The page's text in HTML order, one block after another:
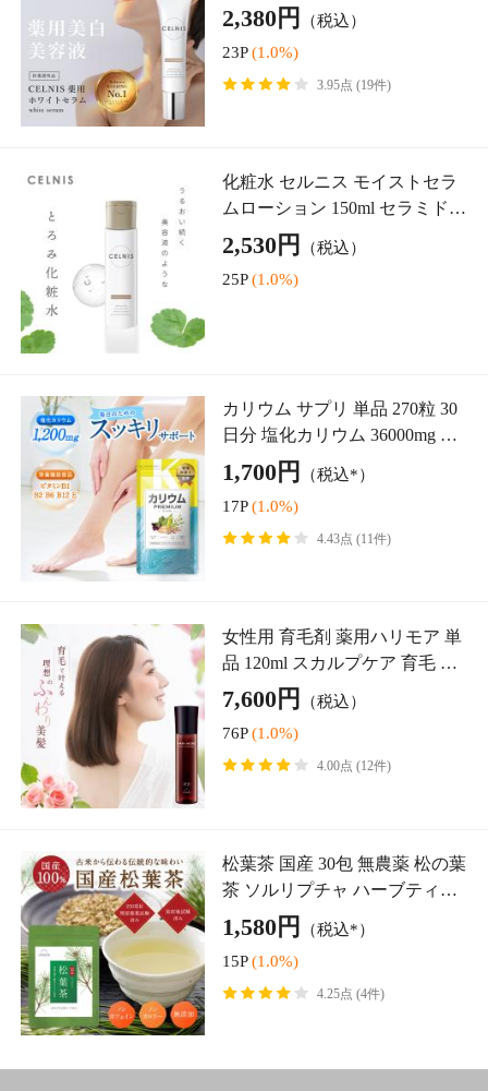
養機能食品 管理栄養士監修 ビ
タミンb ビタミンe
1,700円（税込*）
17P (1.0%)
品 120ml スカルプケア 育毛 ロ
ーション 発毛促進 医薬部外品
女性 薄毛 抜け毛
7,600円 （税込）
76P
4.00点 (12件)
松葉茶 国産 30包 無農薬 松の葉
茶 ソルリプチャ ハーブティー
お茶 まつば茶 ノンカフェイン
15P
(1.0%)
4.25点 (4件)
取り扱いアイテム一覧